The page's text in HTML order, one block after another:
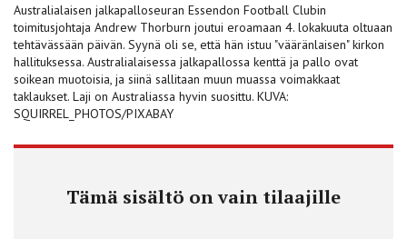
Australialaisen jalkapalloseuran Essendon Football Clubin
toimitusjohtaja Andrew Thorburn joutui eroamaan 4. lokakuuta oltuaan
tehtävässään päivän. Syynä oli se, että hän istuu "vääränlaisen" kirkon
hallituksessa. Australialaisessa jalkapallossa kenttä ja pallo ovat
soikean muotoisia, ja siinä sallitaan muun muassa voimakkaat
taklaukset. Laji on Australiassa hyvin suosittu. KUVA:
SQUIRREL_PHOTOS/PIXABAY
Tämä sisältö on vain tilaajille